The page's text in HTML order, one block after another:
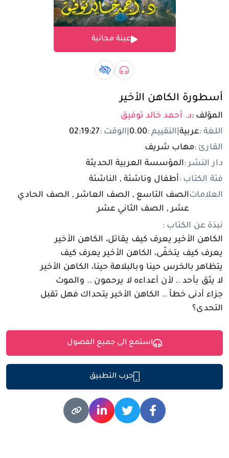
تسجيل الدخول
مستخدم جديد
عينة مجانية
صوتي bookكتاب لذوي الهمم book
أسطورة الكاهن الأخير
المؤلف :د. أحمد خالد توفيق
اللغة :عربية التقييم :0.00 الوقت :02:19:27
القارئ :مهاب شريف
دار النشر :المؤسسة العربية الحديثة
فئة الكتاب :أطفال وناشئة , الناشئة
العلاماتالصف التاسع , الصف العاشر , الصف الحادي
عشر , الصف الثاني عشر
نبذة عن الكتاب :
الكاهن الأخير يعرف كيف يقاتل، الكاهن الأخير
يعرف كيف يتخفّى، الكاهن الأخير يعرف كيف
يتظاهر بالخرس حينا وبالبلاهة حينا، الكاهن الأخير
لا يثق بأحد .. لأن أعداءه لا يرحمون .. والموت
جزاء أدنى خطأ .. الكاهن الأخير يتحداك فهل تقبل
التحدى؟
استمع الى جميع الفصول
جرب التطبيق